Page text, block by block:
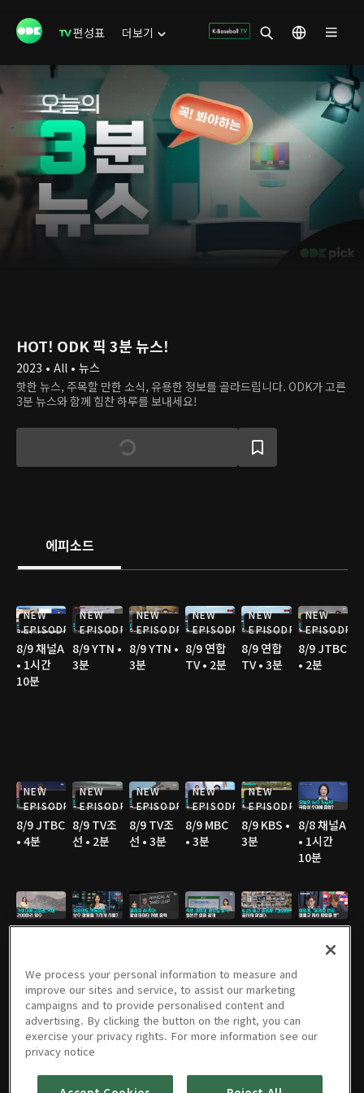
편성표 더보기
HOT! ODK 픽 3분 뉴스!
2023 • All • 뉴스
핫한 뉴스, 주목할 만한 소식, 유용한 정보를 골라드립니다. ODK가 고른
3분 뉴스와 함께 힘찬 하루를 보내세요!
에피소드
NEW
EPISODE
8/9 채널A
• 1시간
10분
NEW
EPISODE
8/9 YTN •
3분
NEW
EPISODE
8/9 YTN •
3분
NEW
EPISODE
8/9 연합
TV • 2분
NEW
EPISODE
8/9 연합
TV • 3분
NEW
EPISODE
8/9 JTBC
• 2분
NEW
EPISODE
8/9 JTBC
• 4분
NEW
EPISODE
8/9 TV조
선 • 2분
NEW
EPISODE
8/9 TV조
선 • 3분
NEW
EPISODE
8/9 MBC
• 3분
NEW
EPISODE
8/9 KBS •
3분
8/8 채널A
• 1시간
10분
선 • 2분
8/8 TV조
선 • 4분
8/8 TV조
선 • 3분
8/8 SBS •
3분
8/8 YTN •
3분
8/7 채널A
• 1시간
8/7 채널A
• 2분
We process your personal information to measure and
improve our sites and service, to assist our marketing
campaigns and to provide personalised content and
advertising. By clicking the button on the right, you can
exercise your privacy rights. For more information see our
privacy notice